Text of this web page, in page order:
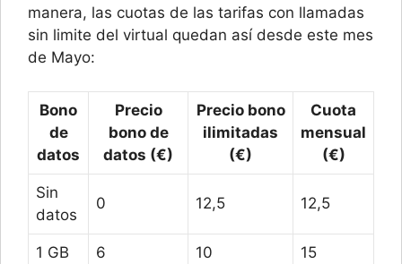
manera, las cuotas de las tarifas con llamadas
sin limite del virtual quedan así desde este mes
de Mayo:
Bono
de
datos
Precio
bono de
datos (€)
Precio bono
ilimitadas
(€)
Cuota
mensual
(€)
Sin
datos
0 12,5 12,5
1 GB 6 10 15